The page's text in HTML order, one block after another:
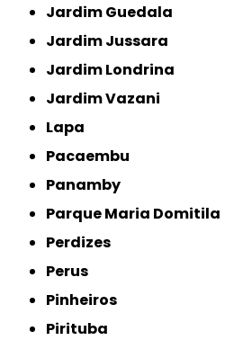
Jardim Guedala
Jardim Jussara
Jardim Londrina
Jardim Vazani
Lapa
Pacaembu
Panamby
Parque Maria Domitila
Perdizes
Perus
Pinheiros
Pirituba